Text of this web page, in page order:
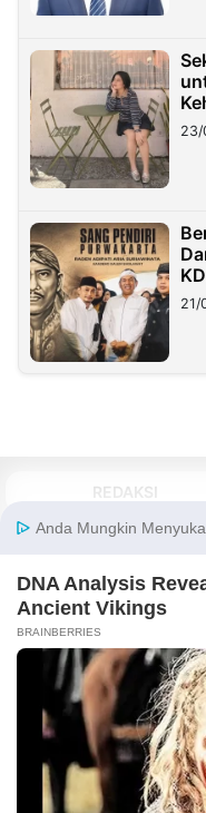
23/
21/
REDAKSI
KIRIM BERITA
About